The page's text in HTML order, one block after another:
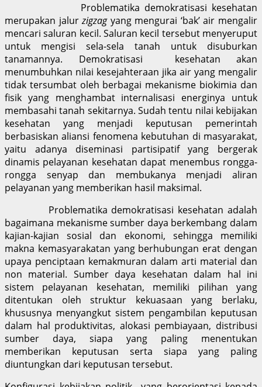
Problematika demokratisasi kesehatan
merupakan jalurzigzagyang mengurai ‘bak’ air mengalir
mencari saluran kecil. Saluran kecil tersebut menyeruput
untuk mengisi sela-sela tanah untuk disuburkan
tanamannya. Demokratisasi kesehatan akan
menumbuhkan nilai kesejahteraan jika air yang mengalir
tidak tersumbat oleh berbagai mekanisme biokimia dan
fisik yang menghambat internalisasi energinya untuk
membasahi tanah sekitarnya. Sudah tentu nilai kebijakan
kesehatan yang menjadi keputusan pemerintah
berbasiskan aliansi fenomena kebutuhan di masyarakat,
yaitu adanya diseminasi partisipatif yang bergerak
dinamis pelayanan kesehatan dapat menembus rongga-
rongga senyap dan membukanya menjadi aliran
pelayanan yang memberikan hasil maksimal.
Problematika demokratisasi kesehatan adalah
bagaimana mekanisme sumber daya berkembang dalam
kajian-kajian sosial dan ekonomi, sehingga memiliki
makna kemasyarakatan yang berhubungan erat dengan
upaya penciptaan kemakmuran dalam arti material dan
non material. Sumber daya kesehatan dalam hal ini
sistem pelayanan kesehatan, memiliki pilihan yang
ditentukan oleh struktur kekuasaan yang berlaku,
khususnya menyangkut sistem pengambilan keputusan
dalam hal produktivitas, alokasi pembiayaan, distribusi
sumber daya, siapa yang paling menentukan
memberikan keputusan serta siapa yang paling
diuntungkan dari keputusan tersebut.